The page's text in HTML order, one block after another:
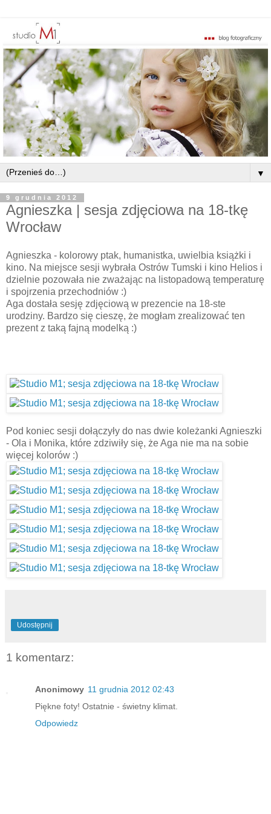
▼
9 grudnia 2012
Agnieszka | sesja zdjęciowa na 18-tkę
Wrocław
Agnieszka - kolorowy ptak, humanistka, uwielbia książki i
kino. Na miejsce sesji wybrała Ostrów Tumski i kino Helios i
dzielnie pozowała nie zważając na listopadową temperaturę
i spojrzenia przechodniów :)
Aga dostała sesję zdjęciową w prezencie na 18-ste
urodziny. Bardzo się cieszę, że mogłam zrealizować ten
prezent z taką fajną modelką :)
Pod koniec sesji dołączyły do nas dwie koleżanki Agnieszki
- Ola i Monika, które zdziwiły się, że Aga nie ma na sobie
więcej kolorów :)
Udostępnij
1 komentarz:
Anonimowy 11 grudnia 2012 02:43
Piękne foty! Ostatnie - świetny klimat.
Odpowiedz